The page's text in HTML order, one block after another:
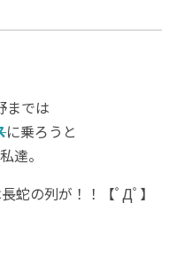
までは
に乗ろうと
達。
蛇の列が！！【ﾟДﾟ】